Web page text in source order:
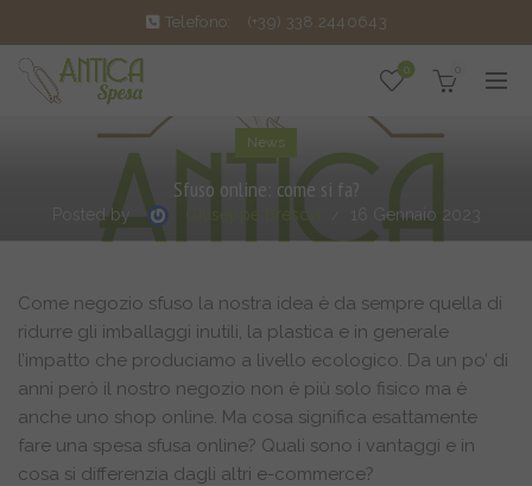
Telefono: (+39) 338.2440643
0
News
Sfuso online: come si fa?
Posted by Giuseppe Brescia 16 Gennaio 2023
Come negozio sfuso la nostra idea è da sempre quella di
ridurre gli imballaggi inutili, la plastica e in generale
l’impatto che produciamo a livello ecologico. Da un po’ di
anni però il nostro negozio non è più solo fisico ma è
anche uno shop online. Ma cosa significa esattamente
fare una spesa sfusa online? Quali sono i vantaggi e in
cosa si differenzia dagli altri e-commerce?